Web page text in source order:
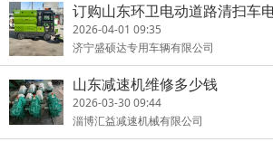
订购山东环卫电动道路清扫车
多少钱辆
2026-04-01 09:35
济宁盛硕达专用车辆有限公司
山东减速机维修多少钱
2026-03-30 09:44
淄博汇益减速机械有限公司